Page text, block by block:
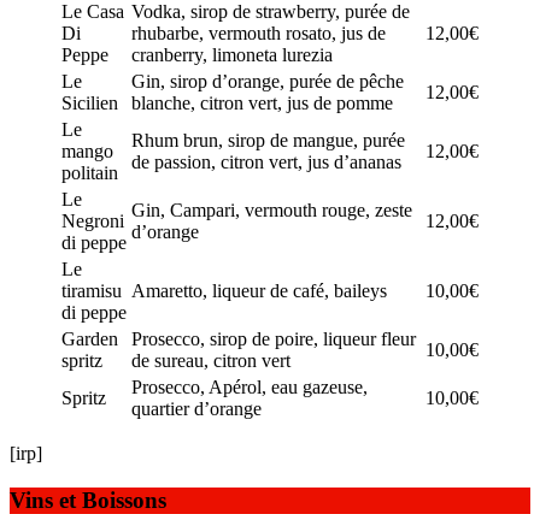
Le Casa
Di
Peppe
Vodka, sirop de strawberry, purée de
rhubarbe, vermouth rosato, jus de
cranberry, limoneta lurezia
12,00€
Le
Sicilien
Gin, sirop d’orange, purée de pêche
blanche, citron vert, jus de pomme
12,00€
Le
mango
politain
Rhum brun, sirop de mangue, purée
de passion, citron vert, jus d’ananas
12,00€
Le
Negroni
di peppe
Gin, Campari, vermouth rouge, zeste
d’orange
12,00€
Le
tiramisu
di peppe
Amaretto, liqueur de café, baileys 10,00€
Garden
spritz
Prosecco, sirop de poire, liqueur fleur
de sureau, citron vert
10,00€
Spritz
Prosecco, Apérol, eau gazeuse,
quartier d’orange
10,00€
[irp]
Vins et Boissons